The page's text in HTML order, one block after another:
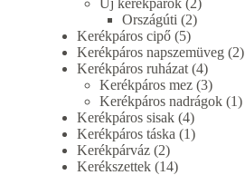
Új kerékpárok 2
termék
Országúti 22
Kerékpáros cipő 55
termék
Kerékpáros napszemüveg 22
Kerékpáros ruházat 44
termék
Kerékpáros mez 33
termék
Kerékpáros nadrágok 11
Kerékpáros sisak 44
termék
Kerékpáros táska 11
Kerékpárváz 22
termék
Kerékszettek 1414